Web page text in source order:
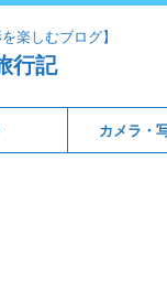
楽しむブログ】
行記
カメラ・